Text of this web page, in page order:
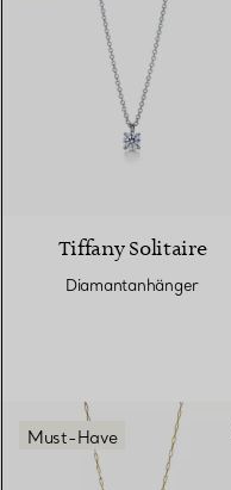
Tiffany Solitaire
Diamantanhänger
Must-Have